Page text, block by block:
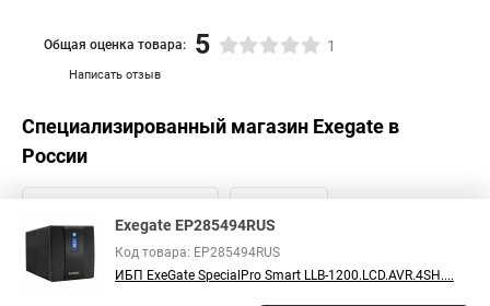
Написать отзыв
Общая оценка товара: 5 1
Специализированный магазин Exegate в
России
Exegate EP285494RUS
Код товара: EP285494RUS
ИБП ExeGate SpecialPro Smart LLB-1200.LCD.AVR.4SH....